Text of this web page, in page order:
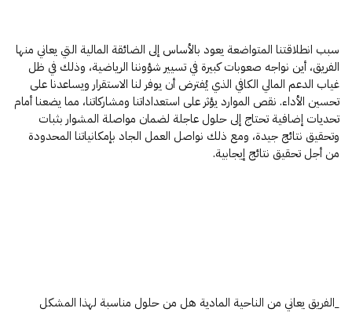
سبب انطلاقتنا المتواضعة يعود بالأساس إلى الضائقة المالية التي يعاني منها
الفريق، أين نواجه صعوبات كبيرة في تسيير شؤوننا الرياضية، وذلك في ظل
غياب الدعم المالي الكافي الذي يُفترض أن يوفر لنا الاستقرار ويساعدنا على
تحسين الأداء. نقص الموارد يؤثر على استعداداتنا ومشاركاتنا، مما يضعنا أمام
تحديات إضافية تحتاج إلى حلول عاجلة لضمان مواصلة المشوار بثبات
وتحقيق نتائج جيدة، ومع ذلك نواصل العمل الجاد بإمكانياتنا المحدودة
من أجل تحقيق نتائج إيجابية.
_الفريق يعاني من الناحية المادية هل من حلول مناسبة لهذا المشكل